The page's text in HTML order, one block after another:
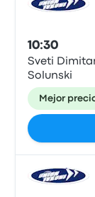
10:30
Sveti
Solunski
Mejor